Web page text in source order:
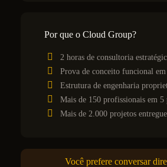
Por que o Cloud Group?
2 horas de consultoria
Prova de conceito funcional em
Estrutura de engenharia
Mais de 150 profissionais em 5
Mais de 2.000 projetos
Você prefere conversar